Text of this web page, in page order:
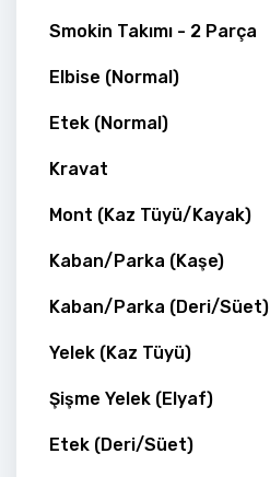
Smokin Takımı - 2 Parça
Elbise (Normal)
Etek (Normal)
Kravat
Mont (Kaz Tüyü/Kayak)
Kaban/Parka (Kaşe)
Kaban/Parka (Deri/Süet)
Yelek (Kaz Tüyü)
Şişme Yelek (Elyaf)
Etek (Deri/Süet)